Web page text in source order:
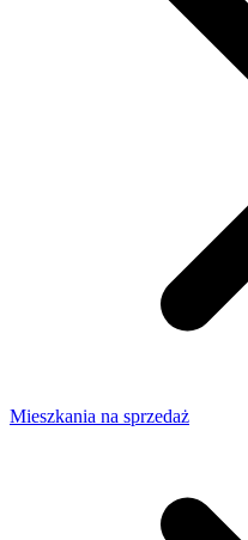
Mieszkania na sprzedaż